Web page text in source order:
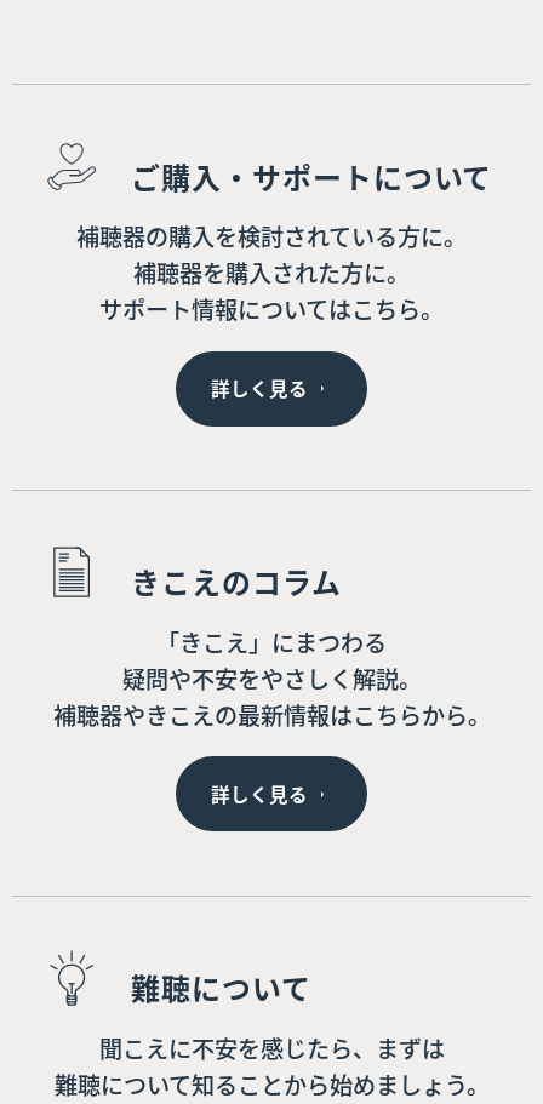
ご購入・サポートについて
補聴器の購入を検討されている方に。
補聴器を購入された方に。
サポート情報についてはこちら。
詳しく見る
きこえのコラム
「きこえ」にまつわる
疑問や不安をやさしく解説。
補聴器やきこえの最新情報はこちらから。
詳しく見る
難聴について
聞こえに不安を感じたら、まずは
難聴について知ることから始めましょう。